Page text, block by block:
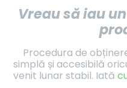
Vreau să iau
Procedura de
simplă și accesibilă
venit lunar stabil. Iată